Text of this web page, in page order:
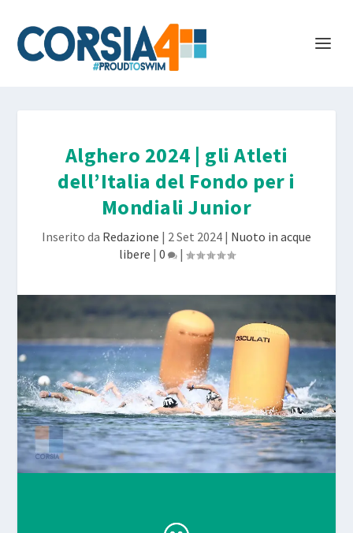
Alghero 2024 | gli Atleti
dell’Italia del Fondo per i
Mondiali Junior
Inserito da Redazione | 2 Set 2024 | Nuoto in acque
libere | 0 |